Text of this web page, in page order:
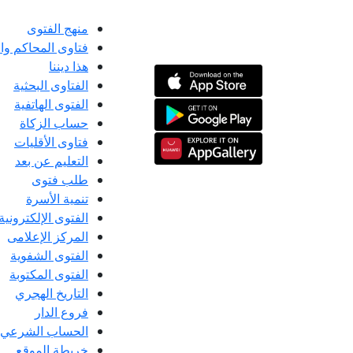
منهج الفتوى
فتاوى المحاكم
هذا ديننا
الفتاوى البحثية
الفتوى الهاتفية
حساب الزكاة
فتاوى الأقليات
التعليم عن بعد
طلب فتوى
تنمية الأسرة
الفتوى الإلكترونية
المركز الإعلامى
الفتوى الشفوية
الفتوى المكتوبة
التاريخ الهجري
فروع الدار
الحساب الشرعي